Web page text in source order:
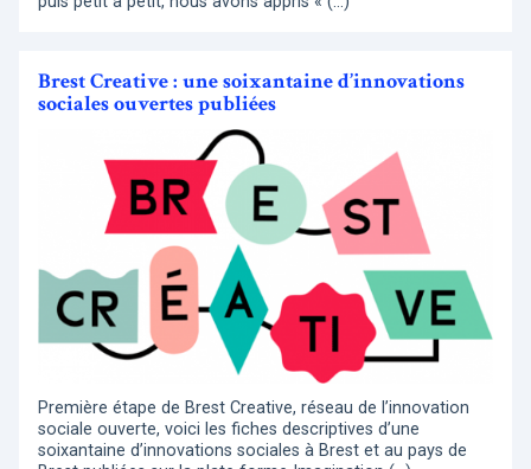
Brest Creative : une soixantaine d’innovations
sociales ouvertes publiées
Première étape de Brest Creative, réseau de l’innovation
sociale ouverte, voici les fiches descriptives d’une
soixantaine d’innovations sociales à Brest et au pays de